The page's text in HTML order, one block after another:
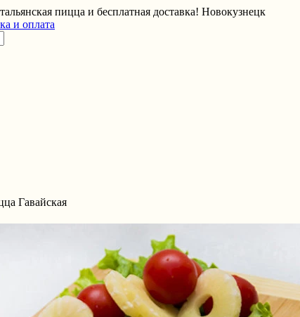
пицца и бесплатная доставка! Новокузнецк
и оплата
Гавайская